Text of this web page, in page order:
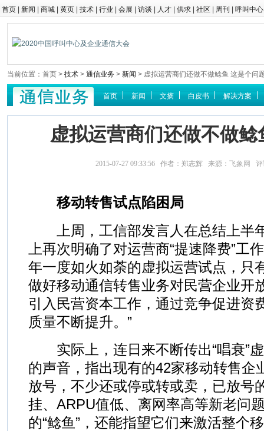
首页 新闻 商城 黄页 技术 行业 会展 访谈 人才 供求 社区 周刊 呼叫中心
当前位置：首页 > 技术 > 通信业务 > 新闻 > 虚拟运营商们还做不做鲶鱼 这是个问
首页 新闻 文摘 白皮书 解决方案
虚拟运营商们还做不做鲶
2015-07-27 09:33:56 作者：郑志辉 来源： 飞象网 评
移动转售试点陷困局
上周，工信部发言人在总结上半
上再次明确了对运营商“提速降费”工
年一度如火如荼的虚拟运营试点，只
做好移动通信转售业务对民营企业开
引入民营资本工作，通过竞争促进资
质量不断提升。”
实际上，连日来不断传出“唱衰”虚
的声音，指出现有的42家移动转售企
放号，不少还或停或转或卖，已放号
挂、ARPU值低、离网率高等新老问
的“鲶鱼”，还能指望它们来激活整个